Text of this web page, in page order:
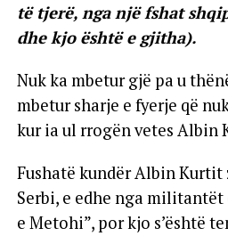
të tjerë, nga një fshat
dhe kjo është e gjitha).
Nuk ka mbetur gjë pa u
mbetur sharje e fyerje që
kur ia ul rrogën vetes Albin
Fushatë kundër Albin
Serbi, e edhe nga militantët
e Metohi”, por kjo s’është